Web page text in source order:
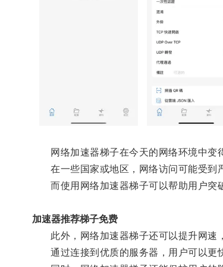
网络加速器梯子在今天的网络环境中变
在一些国家或地区，网络访问可能受到
而使用网络加速器梯子可以帮助用户突
加速器推荐梯子免费
此外，网络加速器梯子还可以提升网速
通过连接到优质的服务器，用户可以更